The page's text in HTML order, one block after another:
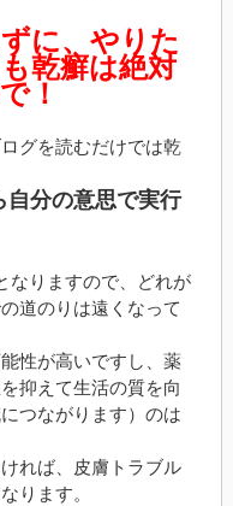
に、やりた
乾癬は絶対
！
グを読むだけでは乾
自分の意思で実行
なりますので、どれが
道のりは遠くなって
性が高いですし、薬
抑えて生活の質を向
つながります）のは
れば、皮膚トラブル
ります。